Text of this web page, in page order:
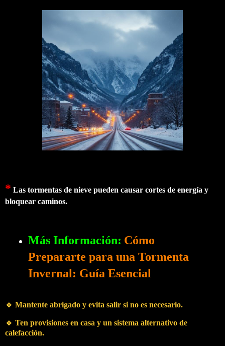
* Las tormentas de nieve pueden causar cortes de energía y
bloquear caminos.
Más Información: Cómo
Prepararte para una Tormenta
Invernal: Guía Esencial
🔹 Mantente abrigado y evita salir si no es necesario.
🔹 Ten provisiones en casa y un sistema alternativo de
calefacción.